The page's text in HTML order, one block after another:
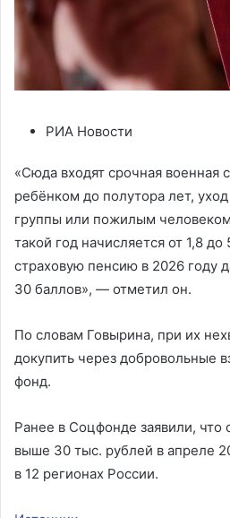
РИА Новости
«Сюда входят срочная военная
ребёнком до полутора лет,
группы или пожилым
такой год начисляется от 1,8
страховую пенсию в 2026 году
30 баллов», — отметил он.
По словам Говырина, при их
докупить через добровольные
фонд.
Ранее в Соцфонде заявили, что
выше 30 тыс. рублей в апреле
в 12 регионах России.